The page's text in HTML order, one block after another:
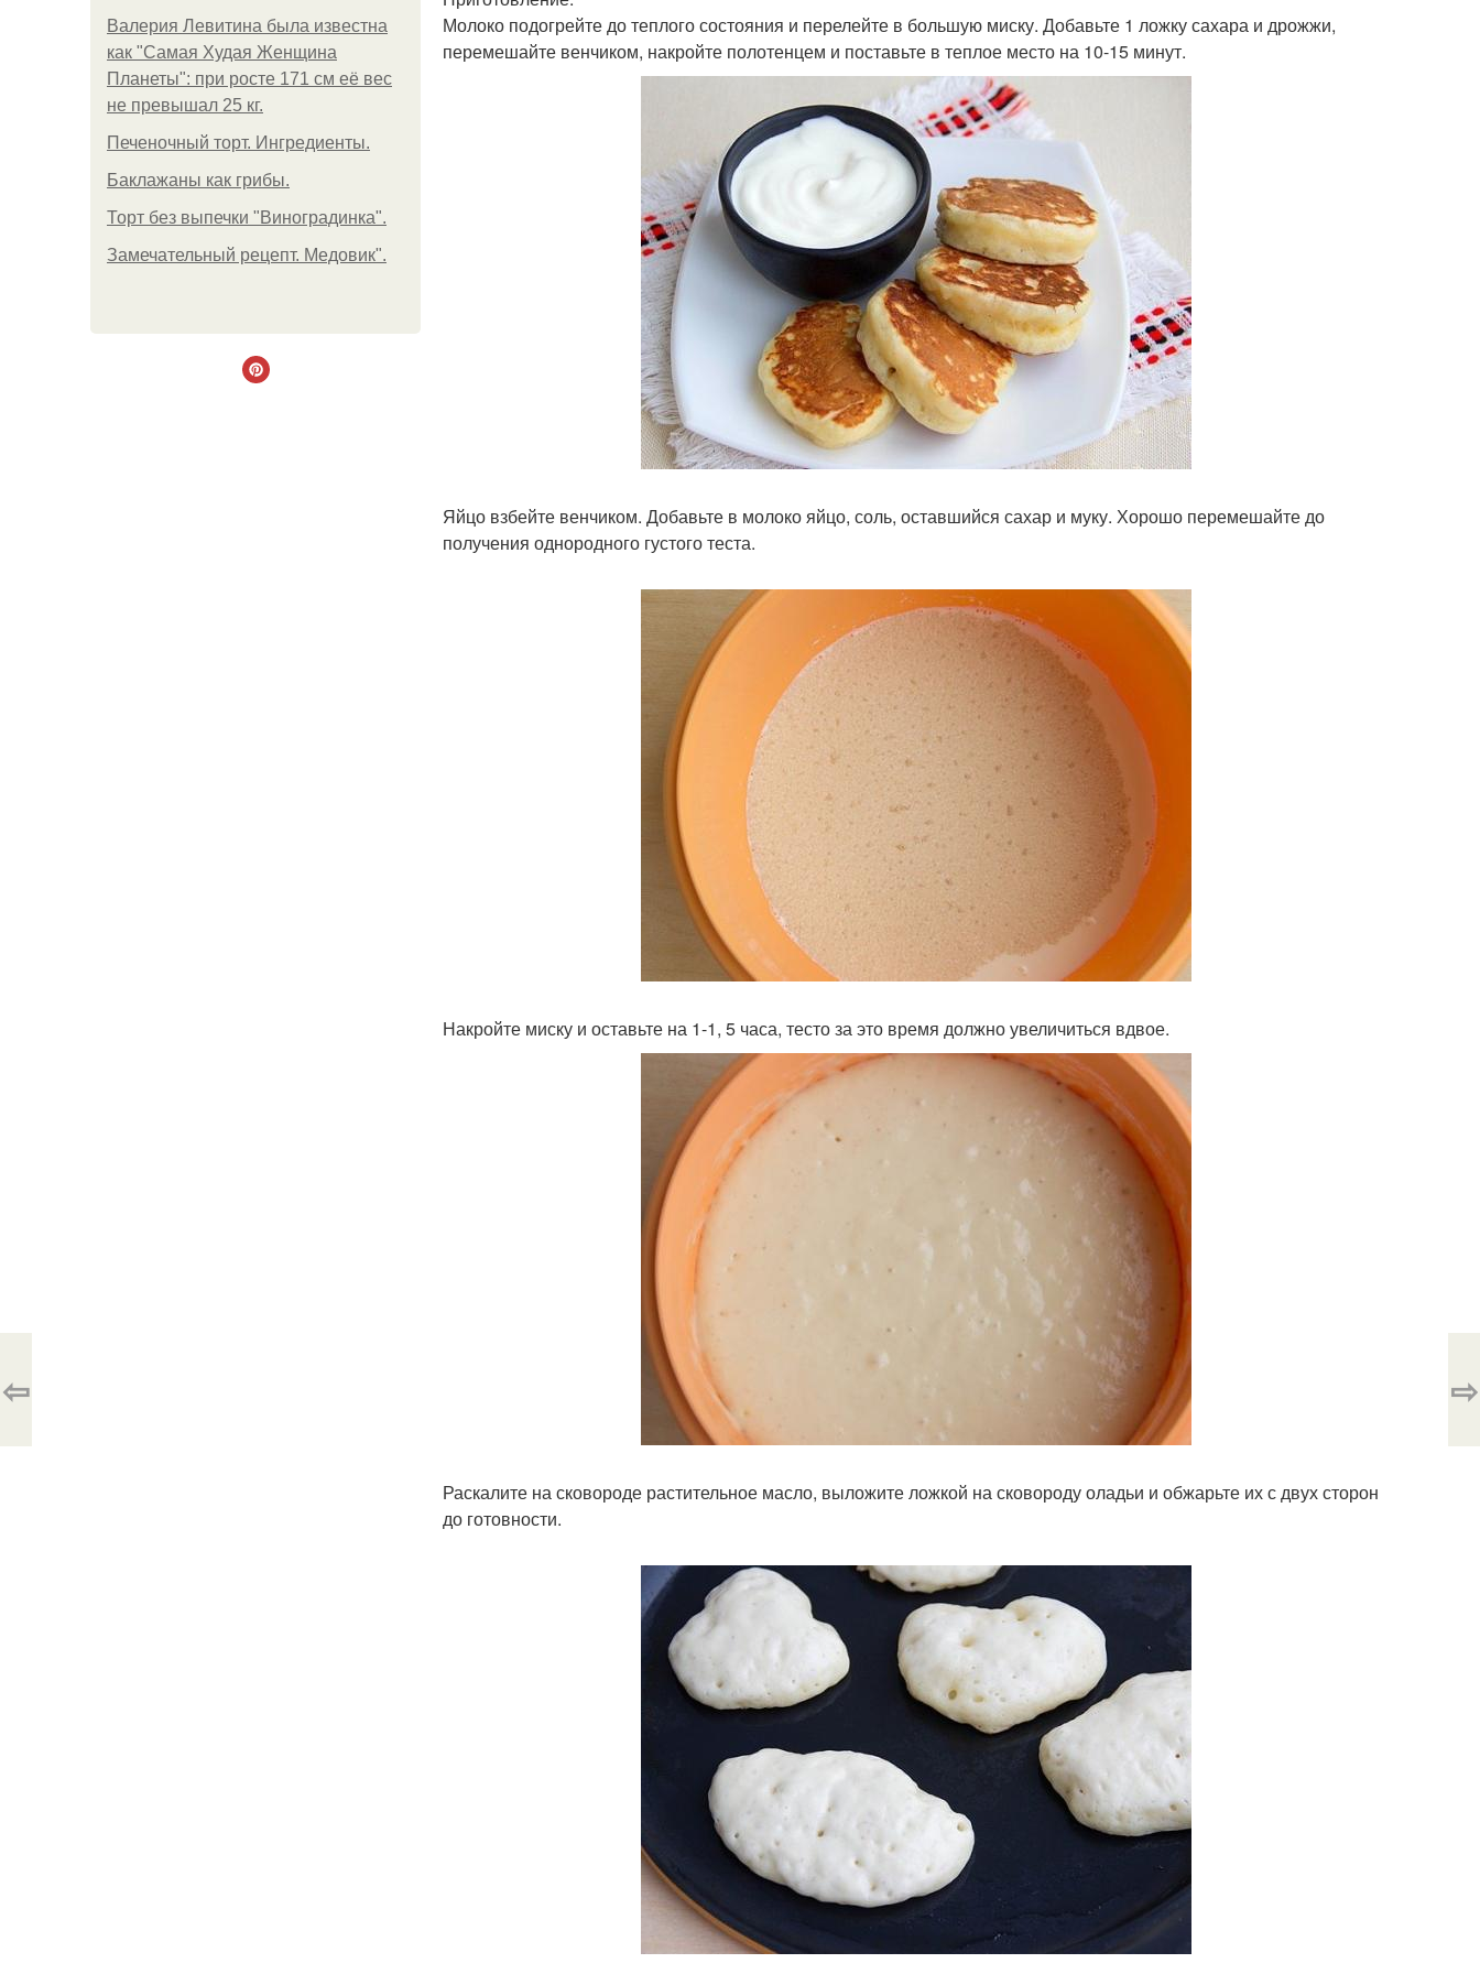
Валерия Левитина была известна
как "Самая Худая Женщина
Планеты": при росте 171 см её вес
не превышал 25 кг.
Печеночный торт. Ингредиенты.
Баклажаны как грибы.
Торт без выпечки "Виноградинка".
Замечательный рецепт. Медовик".
Молоко подогрейте до теплого состояния и перелейте в большую миску. Добавьте 1 ложку сахара и дрожжи,
перемешайте венчиком, накройте полотенцем и поставьте в теплое место на 10-15 минут.
Яйцо взбейте венчиком. Добавьте в молоко яйцо, соль, оставшийся сахар и муку. Хорошо перемешайте до
получения однородного густого теста.
Накройте миску и оставьте на 1-1, 5 часа, тесто за это время должно увеличиться вдвое.
Раскалите на сковороде растительное масло, выложите ложкой на сковороду оладьи и обжарьте их с двух сторон
до готовности.
⇦ ⇨